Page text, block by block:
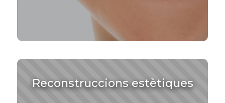
Reconstruccions estètiques